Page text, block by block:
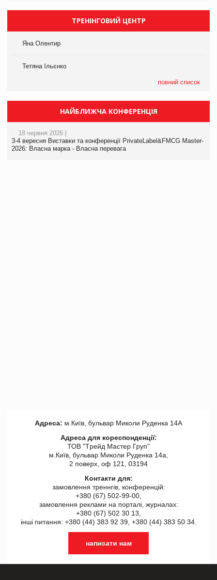
ТРЕНІНГОВИЙ ЦЕНТР
Яна Олентир
Тетяна Ільєнко
повний список
НАЙБЛИЖЧА КОНФЕРЕНЦІЯ
18 червня 2026 |
3-4 вересня Виставки та конференції PrivateLabel&FMCG Master-
2026: Власна марка - Власна перевага
Адреса: м.Київ, бульвар Миколи Руденка 14А
Адреса для кореспонденції:
ТОВ "Tрейд Мастер Груп"
м.Київ, бульвар Миколи Руденка 14а,
2 поверх, оф 121, 03194
Контакти для:
замовлення треннгів, конференцій:
+380 (67) 502-99-00,
замовлення реклами на порталі, журналах:
+380 (67) 502 30 13,
інші питання: +380 (44) 383 92 39, +380 (44) 383 50 34.
написати нам